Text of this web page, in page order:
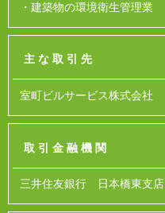
・建築物の環境衛生管理業
主な取引先
室町ビルサービス株式会社
取引金融機関
三井住友銀行 日本橋東支店